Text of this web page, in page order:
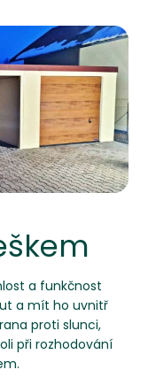
a funkčnost
a mít ho uvnitř
proti slunci,
při rozhodování